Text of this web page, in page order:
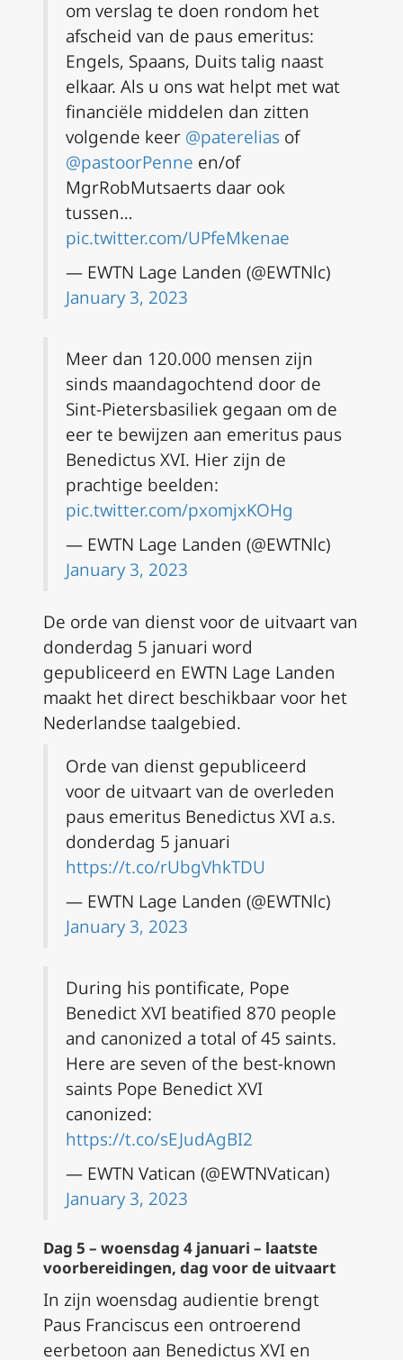
om verslag te doen rondom het
afscheid van de paus emeritus:
Engels, Spaans, Duits talig naast
elkaar. Als u ons wat helpt met wat
financiële middelen dan zitten
volgende keer @paterelias of
@pastoorPenne en/of
MgrRobMutsaerts daar ook
tussen…
pic.twitter.com/UPfeMkenae
— EWTN Lage Landen (@EWTNlc)
January 3, 2023
Meer dan 120.000 mensen zijn
sinds maandagochtend door de
Sint-Pietersbasiliek gegaan om de
eer te bewijzen aan emeritus paus
Benedictus XVI. Hier zijn de
prachtige beelden:
pic.twitter.com/pxomjxKOHg
— EWTN Lage Landen (@EWTNlc)
January 3, 2023
De orde van dienst voor de uitvaart van
donderdag 5 januari word
gepubliceerd en EWTN Lage Landen
maakt het direct beschikbaar voor het
Nederlandse taalgebied.
Orde van dienst gepubliceerd
voor de uitvaart van de overleden
paus emeritus Benedictus XVI a.s.
donderdag 5 januari
https://t.co/rUbgVhkTDU
— EWTN Lage Landen (@EWTNlc)
January 3, 2023
During his pontificate, Pope
Benedict XVI beatified 870 people
and canonized a total of 45 saints.
Here are seven of the best-known
saints Pope Benedict XVI
canonized:
https://t.co/sEJudAgBI2
— EWTN Vatican (@EWTNVatican)
January 3, 2023
Dag 5 – woensdag 4 januari – laatste
voorbereidingen, dag voor de uitvaart
In zijn woensdag audientie brengt
Paus Franciscus een ontroerend
eerbetoon aan Benedictus XVI en